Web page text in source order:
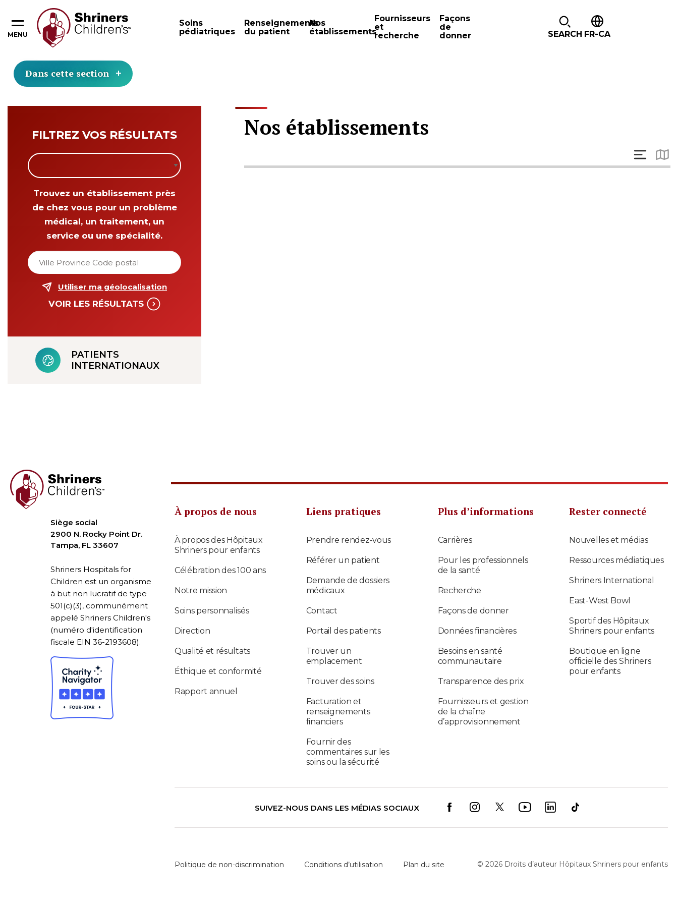
MENU
Soins
pédiatriques
Renseignements
du patient
Nos
établissements
Fournisseurs
et
recherche
Façons
de
donner
SEARCH FR-CA
Dans cette section
FILTREZ VOS RÉSULTATS
Filter locations by the following selection
Filter locations by the following selection
Trouvez un établissement près
de chez vous pour un problème
médical, un traitement, un
service ou une spécialité.
Saisissez un emplacement pour trier les résultats par distance.
Utiliser ma géolocalisation
VOIR LES RÉSULTATS
PATIENTS
INTERNATIONAUX
Nos établissements
Voir la liste
Voir
Siège social
2900 N. Rocky Point Dr.
Tampa, FL 33607
Shriners Hospitals for
Children est un organisme
à but non lucratif de type
501(c)(3), communément
appelé Shriners Children's
(numéro d'identification
fiscale EIN 36-2193608).
À propos de nous
À propos des Hôpitaux
Shriners pour enfants
Célébration des 100 ans
Notre mission
Soins personnalisés
Direction
Qualité et résultats
Éthique et conformité
Rapport annuel
Liens pratiques
Prendre rendez-vous
Référer un patient
Demande de dossiers
médicaux
Contact
Portail des patients
Trouver un
emplacement
Trouver des soins
Facturation et
renseignements
financiers
Fournir des
commentaires sur les
soins ou la sécurité
Plus d’informations
Carrières
Pour les professionnels
de la santé
Recherche
Façons de donner
Données financières
Besoins en santé
communautaire
Transparence des prix
Fournisseurs et gestion
de la chaîne
d’approvisionnement
Rester connecté
Nouvelles et médias
Ressources médiatiques
Shriners International
East-West Bowl
Sportif des Hôpitaux
Shriners pour enfants
Boutique en ligne
officielle des Shriners
pour enfants
SUIVEZ-NOUS DANS LES MÉDIAS SOCIAUX
Politique de non-discrimination Conditions d’utilisation Plan du site © 2026 Droits d’auteur Hôpitaux Shriners pour enfants